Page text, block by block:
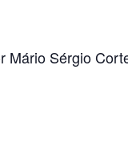
Mário Sérgio